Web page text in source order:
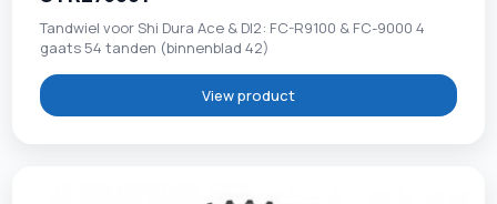
Tandwiel voor Shi Dura Ace & DI2: FC-R9100 & FC-9000 4
gaats 54 tanden (binnenblad 42)
View product